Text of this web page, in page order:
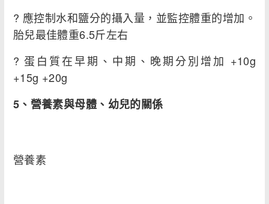
? 應控制水和鹽分的攝入量，並監控體重的增加。
胎兒最佳體重6.5斤左右
? 蛋白質在早期、中期、晚期分別增加 +10g
+15g +20g
5 、營養素與母體、幼兒的關係
營養素